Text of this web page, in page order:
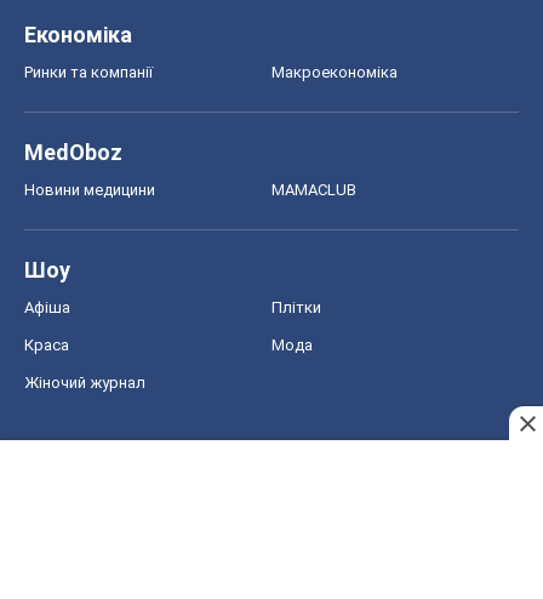
Економіка
Ринки та компанії Макроекономіка
MedOboz
Новини медицини MAMACLUB
Шоу
Афіша Плітки
Краса Мода
Жіночий журнал